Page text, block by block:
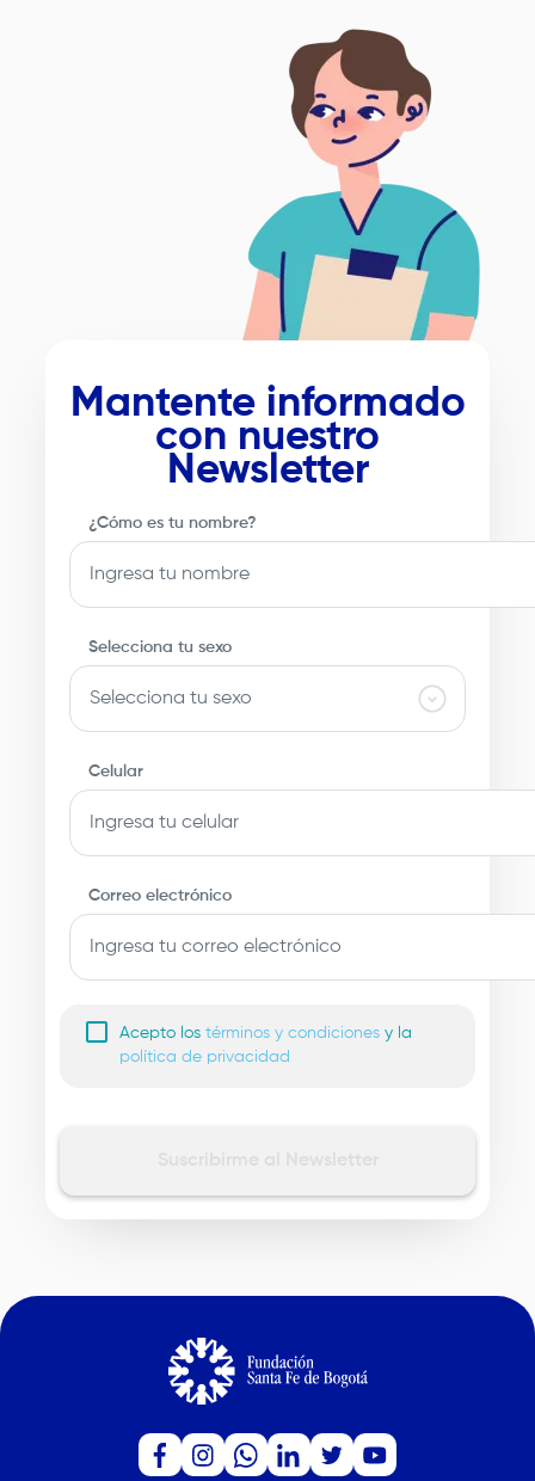
Mantente informado
con nuestro
Newsletter
¿Cómo es tu nombre?
Selecciona tu sexo
Celular
Correo electrónico
Acepto los términos y condiciones y la
política de privacidad